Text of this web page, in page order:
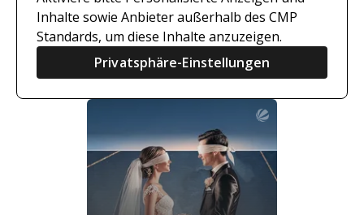
Inhalte sowie Anbieter außerhalb des CMP
Standards, um diese Inhalte anzuzeigen.
Privatsphäre-Einstellungen